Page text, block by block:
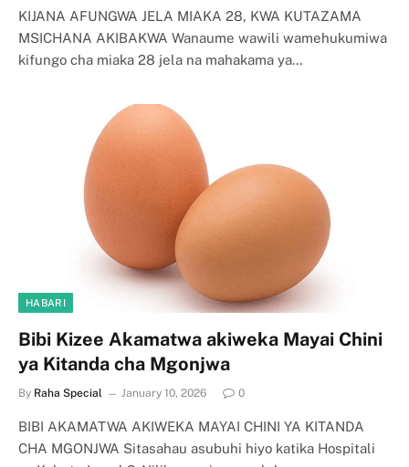
KIJANA AFUNGWA JELA MIAKA 28, KWA KUTAZAMA
MSICHANA AKIBAKWA Wanaume wawili wamehukumiwa
kifungo cha miaka 28 jela na mahakama ya…
HABARI
Bibi Kizee Akamatwa akiweka Mayai Chini
ya Kitanda cha Mgonjwa
By Raha Special January 10, 2026 0
BIBI AKAMATWA AKIWEKA MAYAI CHINI YA KITANDA
CHA MGONJWA Sitasahau asubuhi hiyo katika Hospitali